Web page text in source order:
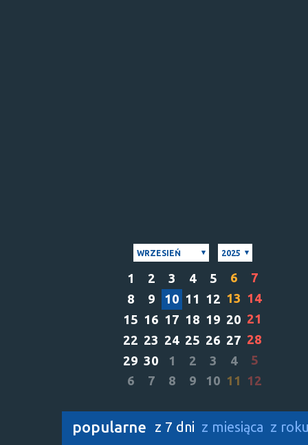
WRZESIEŃ 2025
1 2 3 4 5 6
7
8
9 10 11 12 13 14
15 16 17 18 19 20 21
22 23 24 25 26 27 28
29 30 1 2 3 4
5
6
7 8 9 10 11 12
popularne z 7 dni z miesiąca z